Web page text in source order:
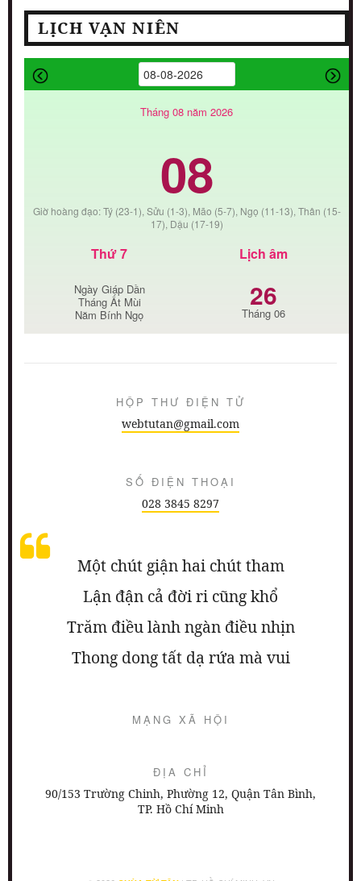
LỊCH VẠN NIÊN
Tháng 08 năm 2026
08
Giờ hoàng đạo: Tý (23-1), Sửu (1-3), Mão (5-7), Ngọ (11-13), Thân (15-
17), Dậu (17-19)
Thứ 7
Ngày Giáp Dần
Tháng Ất Mùi
Năm Bính Ngọ
Lịch âm
26
Tháng 06
HỘP THƯ ĐIỆN TỬ
webtutan@gmail.com
SỐ ĐIỆN THOẠI
028 3845 8297
Một chút giận hai chút tham
Lận đận cả đời ri cũng khổ
Trăm điều lành ngàn điều nhịn
Thong dong tất dạ rứa mà vui
MẠNG XÃ HỘI
ĐỊA CHỈ
90/153 Trường Chinh, Phường 12, Quận Tân Bình,
TP. Hồ Chí Minh